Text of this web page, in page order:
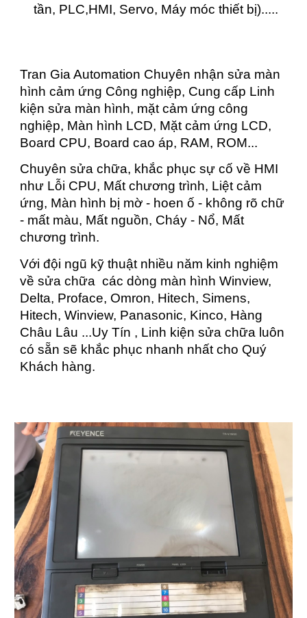
tần, PLC,HMI, Servo, Máy móc thiết bị).....
Tran Gia Automation Chuyên nhận sửa màn
hình cảm ứng Công nghiệp, Cung cấp Linh
kiện sửa màn hình, mặt cảm ứng công
nghiệp, Màn hình LCD, Mặt cảm ứng LCD,
Board CPU, Board cao áp, RAM, ROM...
Chuyên sửa chữa, khắc phục sự cố về HMI
như Lỗi CPU, Mất chương trình, Liệt cảm
ứng, Màn hình bị mờ - hoen ố - không rõ chữ
- mất màu, Mất nguồn, Cháy - Nổ, Mất
chương trình.
Với đội ngũ kỹ thuật nhiều năm kinh nghiệm
về sửa chữa các dòng màn hình Winview,
Delta, Proface, Omron, Hitech, Simens,
Hitech, Winview, Panasonic, Kinco, Hàng
Châu Lâu ...Uy Tín , Linh kiện sửa chữa luôn
có sẵn sẽ khắc phục nhanh nhất cho Quý
Khách hàng.